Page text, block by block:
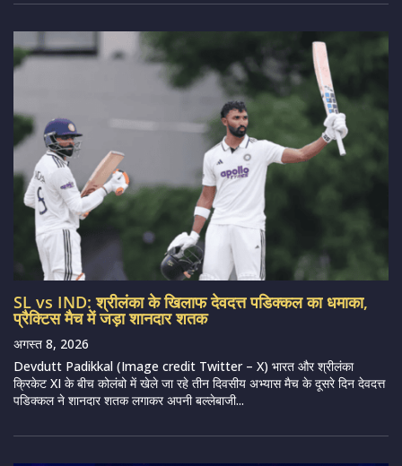
SL vs IND: श्रीलंका के खिलाफ देवदत्त पडिक्कल का धमाका,
प्रैक्टिस मैच में जड़ा शानदार शतक
अगस्त 8, 2026
Devdutt Padikkal (Image credit Twitter – X) भारत और श्रीलंका
क्रिकेट XI के बीच कोलंबो में खेले जा रहे तीन दिवसीय अभ्यास मैच के दूसरे दिन देवदत्त
पडिक्कल ने शानदार शतक लगाकर अपनी बल्लेबाजी...